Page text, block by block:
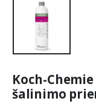
Koch-
šalinimo